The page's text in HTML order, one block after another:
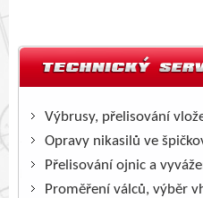
Výbrusy, přelisování
Opravy nikasilů ve
Přelisování ojnic a
Proměření válců, výběr